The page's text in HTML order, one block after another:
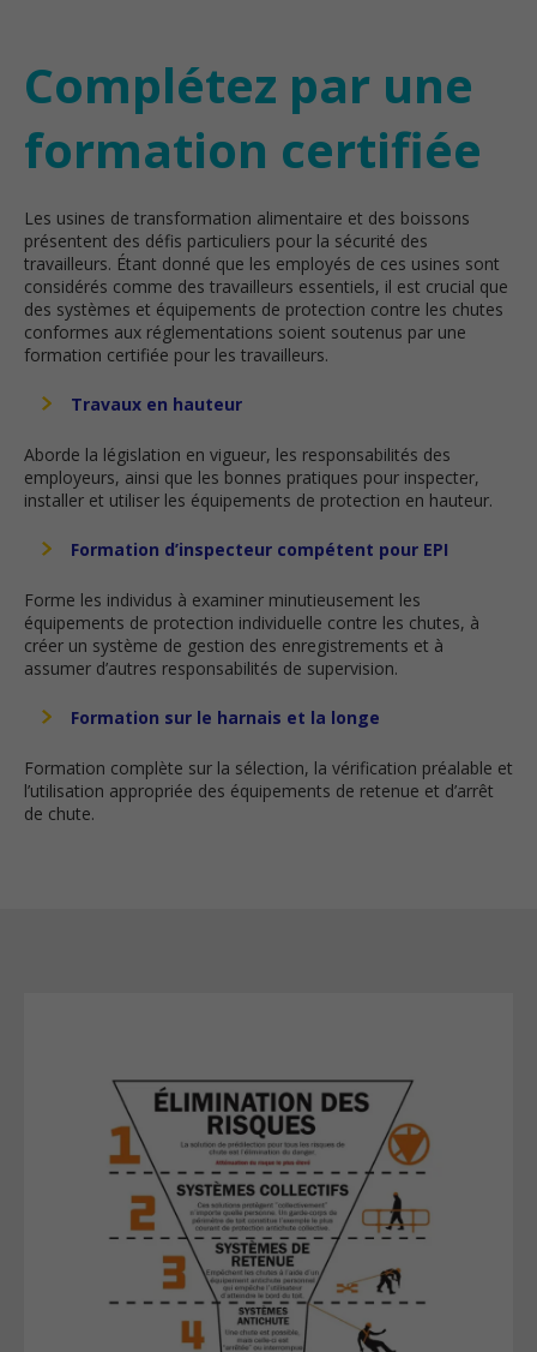
Complétez par une
formation certifiée
Les usines de transformation alimentaire et des boissons
présentent des défis particuliers pour la sécurité des
travailleurs. Étant donné que les employés de ces usines sont
considérés comme des travailleurs essentiels, il est crucial que
des systèmes et équipements de protection contre les chutes
conformes aux réglementations soient soutenus par une
formation certifiée pour les travailleurs.
Travaux en hauteur
Aborde la législation en vigueur, les responsabilités des
employeurs, ainsi que les bonnes pratiques pour inspecter,
installer et utiliser les équipements de protection en hauteur.
Formation d’inspecteur compétent pour EPI
Forme les individus à examiner minutieusement les
équipements de protection individuelle contre les chutes, à
créer un système de gestion des enregistrements et à
assumer d’autres responsabilités de supervision.
Formation sur le harnais et la longe
Formation complète sur la sélection, la vérification préalable et
l’utilisation appropriée des équipements de retenue et d’arrêt
de chute.